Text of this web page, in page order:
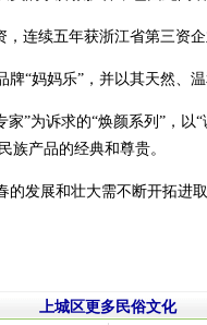
，连续五年获浙江省第三资
“妈妈乐”，并以其天然、
”为诉求的“焕颜系列”，以
族产品的经典和尊贵。
的发展和壮大需不断开拓进
上城区更多民俗文化